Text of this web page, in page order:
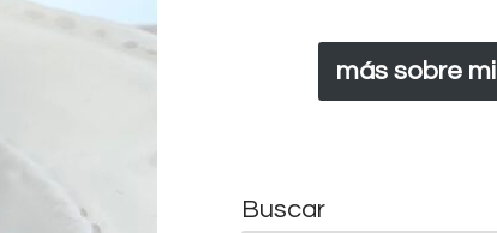
más sobre mi
Buscar